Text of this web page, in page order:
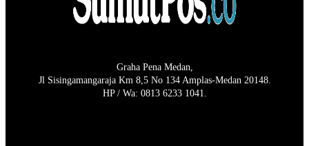
Graha Pena Medan,
Jl Sisingamangaraja Km 8,5 No 134 Amplas-Medan 20148.
HP / Wa: 0813 6233 1041.